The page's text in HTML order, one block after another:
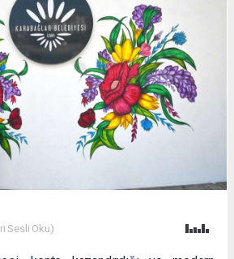
Sesli Oku)